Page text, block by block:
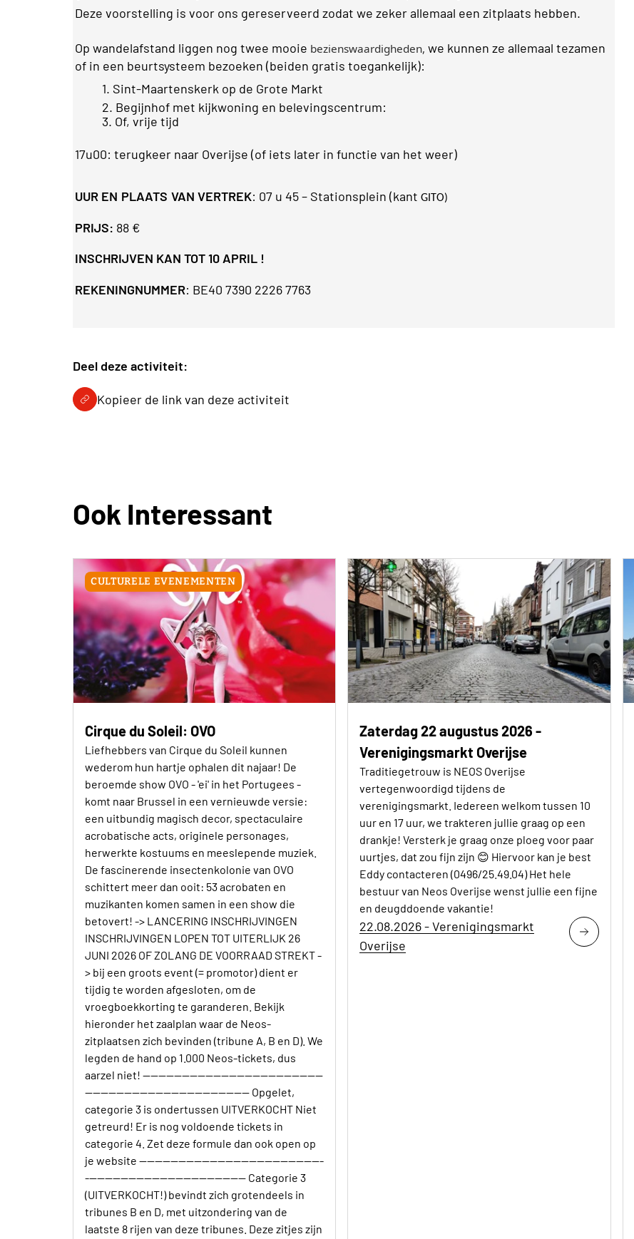
Deze voorstelling is voor ons gereserveerd zodat we zeker allemaal een zitplaats hebben.
Op wandelafstand liggen nog twee mooie bezienswaardigheden, we kunnen ze allemaal tezamen
of in een beurtsysteem bezoeken (beiden gratis toegankelijk):
1. Sint-Maartenskerk op de Grote Markt
2. Begijnhof met kijkwoning en belevingscentrum:
3. Of, vrije tijd
17u00: terugkeer naar Overijse (of iets later in functie van het weer)
UUR EN PLAATS VAN VERTREK: 07 u 45 – Stationsplein (kantGITO)
PRIJS: 88 €
INSCHRIJVEN KAN TOT10 APRIL !
REKENINGNUMMER: BE40 7390 2226 7763
Deel deze activiteit:
Kopieer de link van deze activiteit
Ook Interessant
CULTURELE EVENEMENTEN
Cirque du Soleil: OVO
Liefhebbers van Cirque du Soleil kunnen
wederom hun hartje ophalen dit najaar! De
beroemde show OVO - 'ei' in het Portugees -
komt naar Brussel in een vernieuwde versie:
een uitbundig magisch decor, spectaculaire
acrobatische acts, originele personages,
herwerkte kostuums en meeslepende muziek.
De fascinerende insectenkolonie van OVO
schittert meer dan ooit: 53 acrobaten en
muzikanten komen samen in een show die
betovert! -> LANCERING INSCHRIJVINGEN
INSCHRIJVINGEN LOPEN TOT UITERLIJK 26
JUNI 2026 OF ZOLANG DE VOORRAAD STREKT -
> bij een groots event (= promotor) dient er
tijdig te worden afgesloten, om de
vroegboekkorting te garanderen. Bekijk
hieronder het zaalplan waar de Neos-
zitplaatsen zich bevinden (tribune A, B en D). We
legden de hand op 1.000 Neos-tickets, dus
aarzel niet! ----------------------------------------------
------------------------------------------ Opgelet,
categorie 3 is ondertussen UITVERKOCHT Niet
getreurd! Er is nog voldoende tickets in
categorie 4. Zet deze formule dan ook open op
je website -----------------------------------------------
----------------------------------------- Categorie 3
(UITVERKOCHT!) bevindt zich grotendeels in
tribunes B en D, met uitzondering van de
laatste 8 rijen van deze tribunes. Deze zitjes zijn
Zaterdag 22 augustus 2026 -
Verenigingsmarkt Overijse
Traditiegetrouw is NEOS Overijse
vertegenwoordigd tijdens de
verenigingsmarkt. Iedereen welkom tussen 10
uur en 17 uur, we trakteren jullie graag op een
drankje! Versterk je graag onze ploeg voor paar
uurtjes, dat zou fijn zijn 😊 Hiervoor kan je best
Eddy contacteren (0496/25.49.04) Het hele
bestuur van Neos Overijse wenst jullie een fijne
en deugddoende vakantie!
22.08.2026 - Verenigingsmarkt
Overijse